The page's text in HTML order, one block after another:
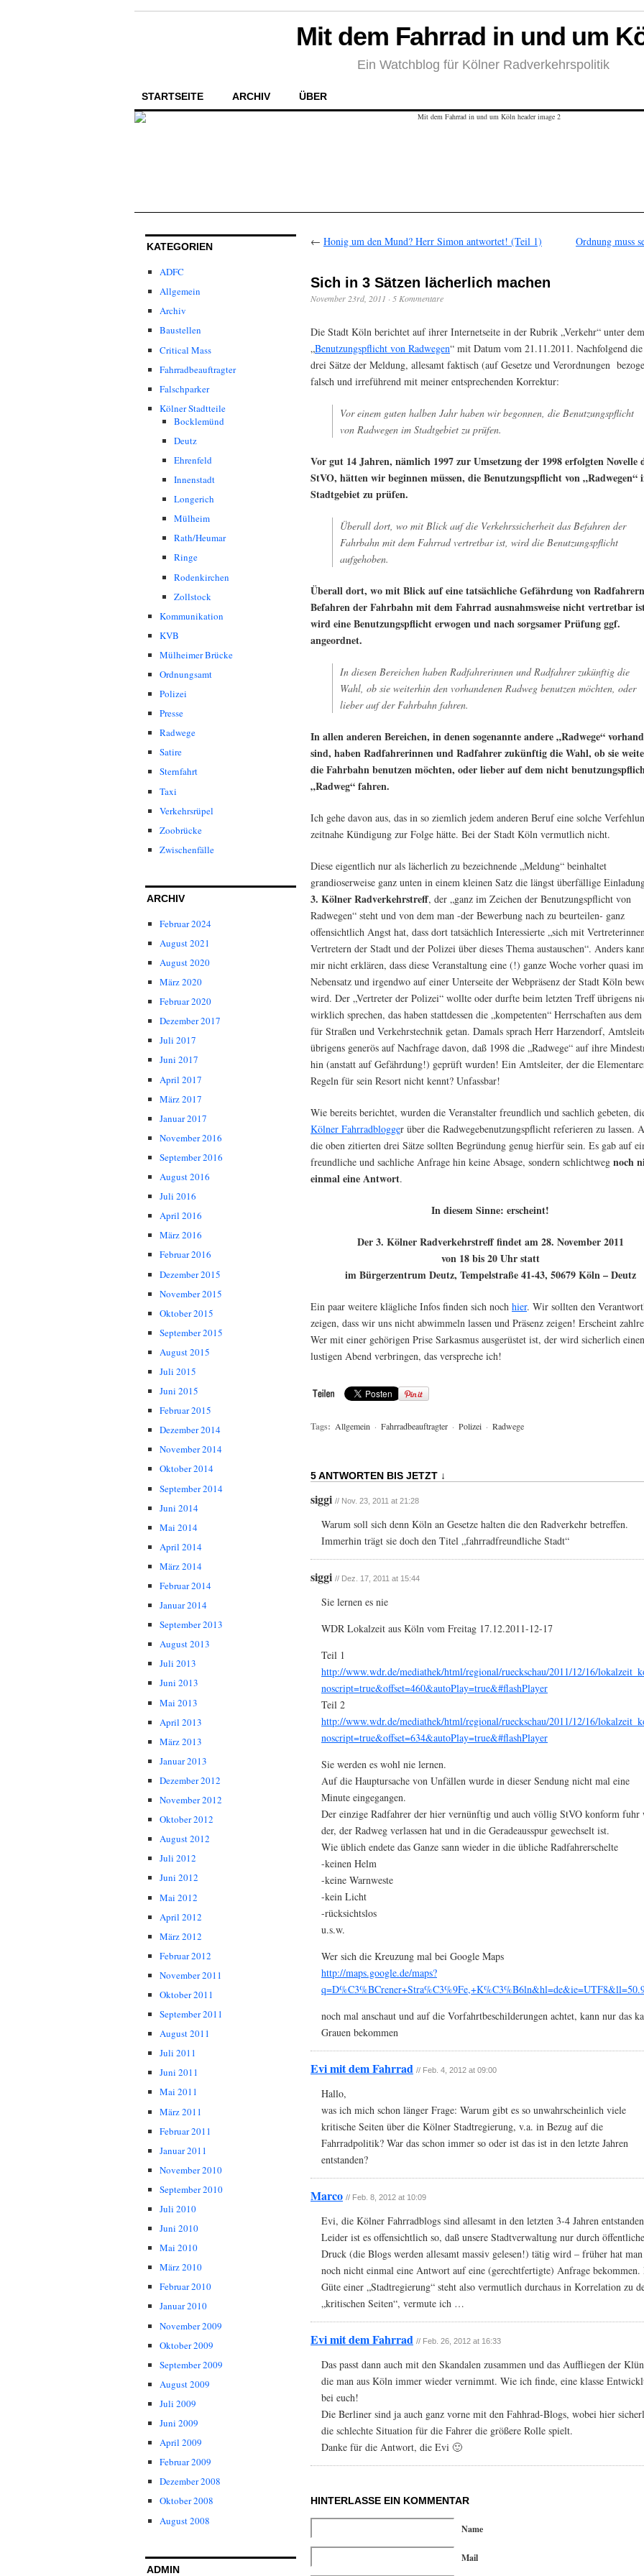
Mit dem Fahrrad in und um
Ein Watchblog für Kölner Radverkehrspolitik
STARTSEITE ARCHIV ÜBER
KATEGORIEN
ADFC
Allgemein
Archiv
Baustellen
Critical Mass
Fahrradbeauftragter
Falschparker
Kölner Stadtteile
Bocklemünd
Deutz
Ehrenfeld
Innenstadt
Longerich
Mülheim
Rath/Heumar
Ringe
Rodenkirchen
Zollstock
Kommunikation
KVB
Mülheimer Brücke
Ordnungsamt
Polizei
Presse
Radwege
Satire
Sternfahrt
Taxi
Verkehrsrüpel
Zoobrücke
Zwischenfälle
ARCHIV
Februar 2024
August 2021
August 2020
März 2020
Februar 2020
Dezember 2017
Juli 2017
Juni 2017
April 2017
März 2017
Januar 2017
November 2016
September 2016
August 2016
Juli 2016
April 2016
März 2016
Februar 2016
Dezember 2015
November 2015
Oktober 2015
September 2015
August 2015
Juli 2015
Juni 2015
Februar 2015
Dezember 2014
November 2014
Oktober 2014
September 2014
Juni 2014
Mai 2014
April 2014
März 2014
Februar 2014
Januar 2014
September 2013
August 2013
Juli 2013
Juni 2013
Mai 2013
April 2013
März 2013
Januar 2013
Dezember 2012
November 2012
Oktober 2012
August 2012
Juli 2012
Juni 2012
Mai 2012
April 2012
März 2012
Februar 2012
November 2011
Oktober 2011
September 2011
August 2011
Juli 2011
Juni 2011
Mai 2011
März 2011
Februar 2011
Januar 2011
November 2010
September 2010
Juli 2010
Juni 2010
Mai 2010
März 2010
Februar 2010
Januar 2010
November 2009
Oktober 2009
September 2009
August 2009
Juli 2009
Juni 2009
April 2009
Februar 2009
Dezember 2008
Oktober 2008
August 2008
ADMIN
← Honig um den Mund? Herr Simon antwortet! (Teil 1) Ordnung muss
Sich in 3 Sätzen lächerlich machen
November 23rd, 2011 · 5 Kommentare
Die Stadt Köln berichtet auf ihrer Internetseite in der Rubrik „Verkehr“ unter
„Benutzungspflicht von Radwegen“ mit Datum vom 21.11.2011. Nachfolgend die
drei Sätze der Meldung, allesamt faktisch (auf Gesetze und Verordnungen
falsch und irreführend mit meiner entsprechenden Korrektur:
Vor einem guten halben Jahr haben wir begonnen, die Benutzungspflicht
von Radwegen im Stadtgebiet zu prüfen.
Vor gut 14 Jahren, nämlich 1997 zur Umsetzung der 1998 erfolgten Novelle
StVO, hätten wir beginnen müssen, die Benutzungspflicht von „Radwegen“
Stadtgebiet zu prüfen.
Überall dort, wo mit Blick auf die Verkehrssicherheit das Befahren der
Fahrbahn mit dem Fahrrad vertretbar ist, wird die Benutzungspflicht
aufgehoben.
Überall dort, wo mit Blick auf eine tatsächliche Gefährdung von
Befahren der Fahrbahn mit dem Fahrrad ausnahmsweise nicht vertretbar
wird eine Benutzungspflicht erwogen und nach sorgsamer Prüfung ggf.
angeordnet.
In diesen Bereichen haben Radfahrerinnen und Radfahrer zukünftig die
Wahl, ob sie weiterhin den vorhandenen Radweg benutzen möchten, oder
lieber auf der Fahrbahn fahren.
In allen anderen Bereichen, in denen sogenannte andere „Radwege“
sind, haben Radfahrerinnen und Radfahrer zukünftig die Wahl, ob sie
die Fahrbahn benutzen möchten, oder lieber auf dem nicht
„Radweg“ fahren.
Ich gehe davon aus, das in so ziemlich jedem anderen Beruf eine solche
zeitnahe Kündigung zur Folge hätte. Bei der Stadt Köln vermutlich nicht.
Diese eigentlich nur als lächerlich zu bezeichnende „Meldung“ beinhaltet
grandioserweise ganz unten in einem kleinen Satz die längst überfällige
3. Kölner Radverkehrstreff, der „ganz im Zeichen der Benutzungspflicht von
Radwegen“ steht und von dem man -der Bewerbung nach zu beurteilen- ganz
offensichtlich Angst hat, dass dort tatsächlich Interessierte „sich mit
Vertretern der Stadt und der Polizei über dieses Thema austauschen“. Anders
mir nicht erklären, dass diese Veranstaltung eine (!) ganze Woche vorher quasi im
Nebensatz und irgendwo auf einer Unterseite der Webpräsenz der Stadt Köln
wird. Der „Vertreter der Polizei“ wollte oder durfte beim letzten Treff übrigens
wirklich sprechen, das haben stattdessen die „kompetenten“ Herrschaften aus
für Straßen und Verkehrstechnik getan. Damals sprach Herr Harzendorf,
übrigens generös auf Nachfrage davon, daß 1998 die „Radwege“ auf ihre
hin (anstatt auf Gefährdung!) geprüft wurden! Ein Amtsleiter, der die
Regeln für sein Resort nicht kennt? Unfassbar!
Wie bereits berichtet, wurden die Veranstalter freundlich und sachlich gebeten,
Kölner Fahrradblogger über die Radwegebenutzungspflicht referieren zu lassen.
die oben zitierten drei Sätze sollten Begründung genug hierfür sein. Es gab auf
freundliche und sachliche Anfrage hin keine Absage, sondern schlichtweg noch
einmal eine Antwort.
In diesem Sinne: erscheint!
Der 3. Kölner Radverkehrstreff findet am 28. November 2011
von 18 bis 20 Uhr statt
im Bürgerzentrum Deutz, Tempelstraße 41-43, 50679 Köln – Deutz
Ein paar weitere klägliche Infos finden sich noch hier. Wir sollten den
zeigen, dass wir uns nicht abwimmeln lassen und Präsenz zeigen! Erscheint
Wer mit einer gehörigen Prise Sarkasmus ausgerüstet ist, der wird sicherlich
lustigen Abend verbringen, das verspreche ich!
Tags: Allgemein · Fahrradbeauftragter · Polizei · Radwege
5 ANTWORTEN BIS JETZT ↓
siggi // Nov. 23, 2011 at 21:28
Warum soll sich denn Köln an Gesetze halten die den Radverkehr betreffen.
Immerhin trägt sie doch den Titel „fahrradfreundliche Stadt“
siggi // Dez. 17, 2011 at 15:44
Sie lernen es nie
WDR Lokalzeit aus Köln vom Freitag 17.12.2011-12-17
Teil 1
http://www.wdr.de/mediathek/html/regional/rueckschau/2011/12/16/
noscript=true&offset=460&autoPlay=true&#flashPlayer
Teil 2
http://www.wdr.de/mediathek/html/regional/rueckschau/2011/12/16/
noscript=true&offset=634&autoPlay=true&#flashPlayer
Sie werden es wohl nie lernen.
Auf die Hauptursache von Unfällen wurde in dieser Sendung nicht mal eine
Minute eingegangen.
Der einzige Radfahrer der hier vernünftig und auch völlig StVO konform fuhr
der, der Radweg verlassen hat und in die Geradeausspur gewechselt ist.
Wie üblich endete das Ganze sann wieder in die übliche Radfahrerschelte
-keinen Helm
-keine Warnweste
-kein Licht
-rücksichtslos
u.s.w.
Wer sich die Kreuzung mal bei Google Maps
http://maps.google.de/maps?
noch mal anschaut und auf die Vorfahrtbeschilderungen achtet, kann nur das
Grauen bekommen
Evi mit dem Fahrrad // Feb. 4, 2012 at 09:00
Hallo,
was ich mich schon länger Frage: Warum gibt es so unwahrscheinlich viele
kritische Seiten über die Kölner Stadtregierung, v.a. in Bezug auf die
Fahrradpolitik? War das schon immer so oder ist das ist in den letzte Jahren
entstanden?
Marco // Feb. 8, 2012 at 10:09
Evi, die Kölner Fahrradblogs sind allesamt in den letzten 3-4 Jahren
Leider ist es offensichtlich so, daß unsere Stadtverwaltung nur durch
Druck (die Blogs werden allesamt massiv gelesen!) tätig wird – früher hat man
noch nicht einmal eine Antwort auf eine (gerechtfertigte) Anfrage bekommen.
Güte einer „Stadtregierung“ steht also vermutlich durchaus in Korrelation zu
„kritischen Seiten“, vermute ich …
Evi mit dem Fahrrad // Feb. 26, 2012 at 16:33
Das passt dann auch mit den Skandalen zusammen und das Auffliegen der
die man aus Köln immer wieder vernimmt. Wie ich finde, eine klasse
bei euch!
Die Berliner sind ja auch ganz vorne mit den Fahhrad-Blogs, wobei hier
die schlechte Situation für die Fahrer die größere Rolle spielt.
Danke für die Antwort, die Evi 🙂
HINTERLASSE EIN KOMMENTAR
Name
Mail